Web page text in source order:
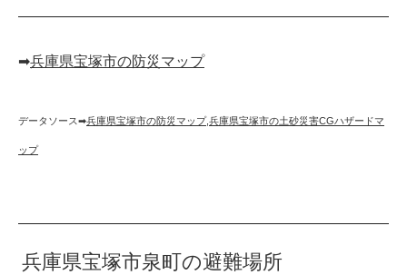
➡︎兵庫県宝塚市の防災マップ
データソース➡︎兵庫県宝塚市の防災マップ,兵庫県宝塚市の土砂災害CGハザードマ
ップ
兵庫県宝塚市泉町の避難場所